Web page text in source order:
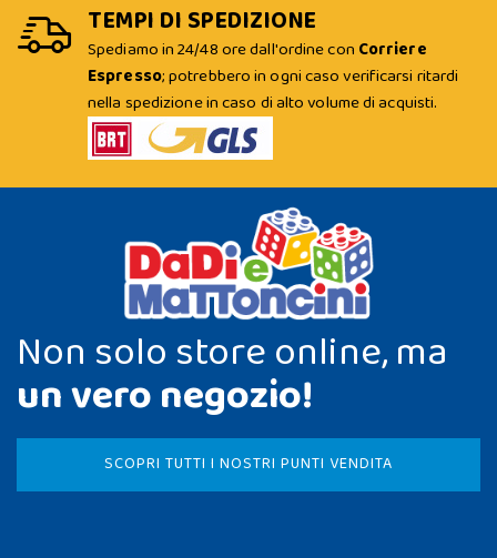
TEMPI DI SPEDIZIONE
Spediamo in 24/48 ore dall'ordine con Corriere
Espresso; potrebbero in ogni caso verificarsi ritardi
nella spedizione in caso di alto volume di acquisti.
Non solo store online, ma
un vero negozio!
SCOPRI TUTTI I NOSTRI PUNTI VENDITA